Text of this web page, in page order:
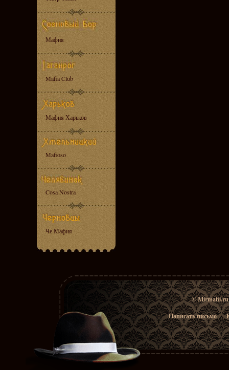
Мафия
Mafia Club
Мафия Харьков
Mafioso
Cosa Nostra
Че Мафия
© Mirmafii.ru
Написать письмо